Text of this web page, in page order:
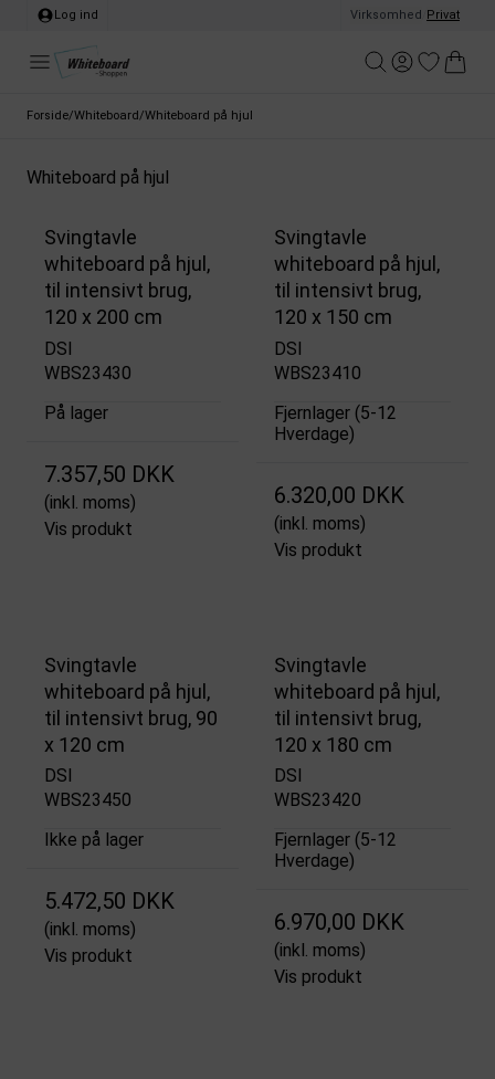
Log ind Virksomhed Privat
Forside/Whiteboard/Whiteboard på hjul
Whiteboard på hjul
Svingtavle
whiteboard på hjul,
til intensivt brug,
120 x 200 cm
DSI
WBS23430
På lager
7.357,50 DKK
(inkl. moms)
Vis produkt
Svingtavle
whiteboard på hjul,
til intensivt brug,
120 x 150 cm
DSI
WBS23410
Fjernlager (5-12
Hverdage)
6.320,00 DKK
(inkl. moms)
Vis produkt
Svingtavle
whiteboard på hjul,
til intensivt brug, 90
x 120 cm
DSI
WBS23450
Ikke på lager
5.472,50 DKK
(inkl. moms)
Vis produkt
Svingtavle
whiteboard på hjul,
til intensivt brug,
120 x 180 cm
DSI
WBS23420
Fjernlager (5-12
Hverdage)
6.970,00 DKK
(inkl. moms)
Vis produkt